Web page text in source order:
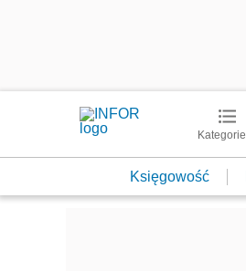
Kategorie
Księgowość